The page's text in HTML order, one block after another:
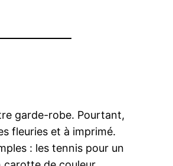
garde-robe. Pourtant,
fleuries et à imprimé.
: les tennis pour un